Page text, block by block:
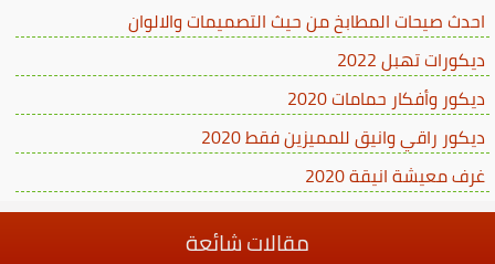
احدث صيحات المطابخ من حيث التصميمات والالوان
ديكورات تهبل 2022
ديكور وأفكار حمامات 2020
ديكور راقي وانيق للمميزين فقط 2020
غرف معيشة انيقة 2020
مقالات شائعة